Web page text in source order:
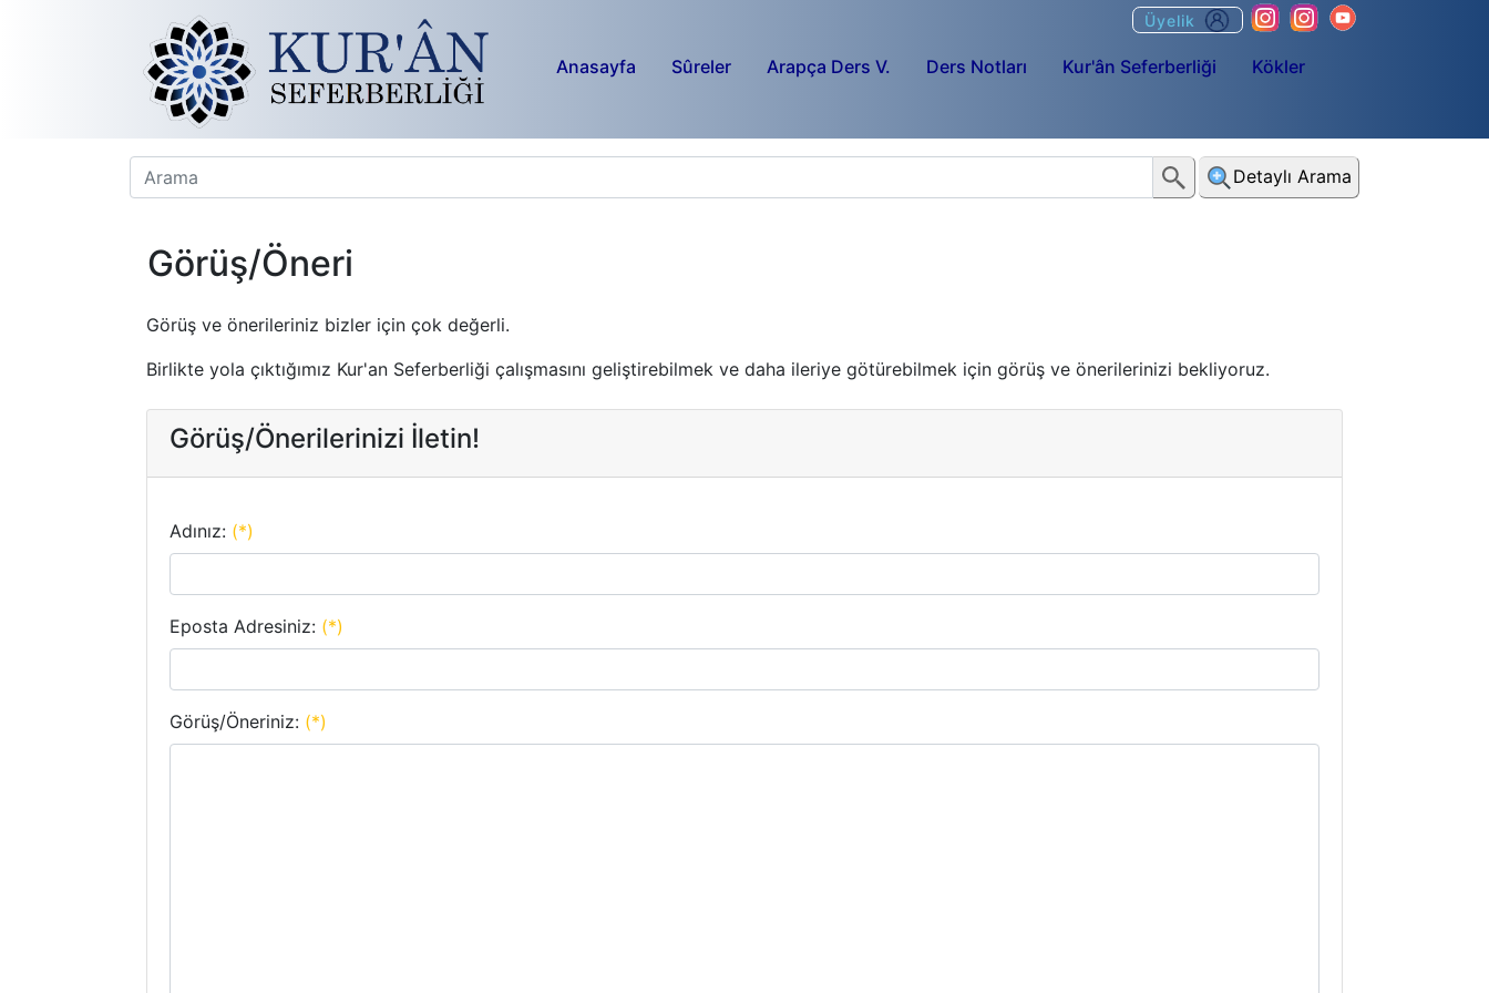
Anasayfa Sûreler Arapça Ders V. Ders Notları Kur'ân Seferberliği Kökler
Üyelik
Detaylı Arama
Görüş/Öneri
Görüş ve önerileriniz bizler için çok değerli.
Birlikte yola çıktığımız Kur'an Seferberliği çalışmasını geliştirebilmek ve daha ileriye götürebilmek için görüş ve önerilerinizi bekliyoruz.
Görüş/Önerilerinizi İletin!
Adınız: (*)
Eposta Adresiniz: (*)
Görüş/Öneriniz: (*)